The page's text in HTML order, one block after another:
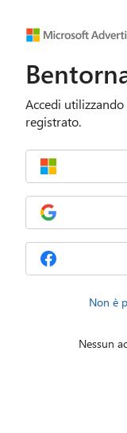
Accedi
registrato.
Non è
Nessun